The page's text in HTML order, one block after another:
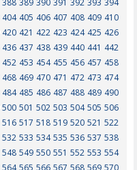
388 389 390 391 392 393 394
404 405 406 407 408 409 410
420 421 422 423 424 425 426
436 437 438 439 440 441 442
452 453 454 455 456 457 458
468 469 470 471 472 473 474
484 485 486 487 488 489 490
500 501 502 503 504 505 506
516 517 518 519 520 521 522
532 533 534 535 536 537 538
548 549 550 551 552 553 554
564 565 566 567 568 569 570